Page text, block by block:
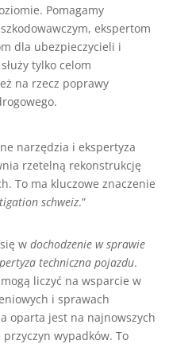
Pomagamy
ekspertom
dla ubezpieczycieli i
tylko celom
na rzecz poprawy
narzędzia i ekspertyza
rzetelną rekonstrukcję
To ma kluczowe znaczenie
schweiz.”
w dochodzenie w sprawie
techniczna pojazdu.
liczyć na wsparcie w
i sprawach
oparta jest na najnowszych
wypadków. To